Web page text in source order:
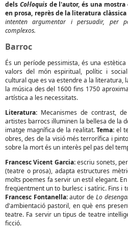
dels Col·loquisde l'autor, és una
en prosa, reprès de la literatura
intenten argumentar i persuadir, per
complexos.
Barroc
És un període pessimista, és una
valors del món espiritual, polític i
cultural que es va estendre a la literatura,
la música des del 1600 fins 1750
artística a les necessitats.
Literatura: Mecanismes de contrast,
artistes barrocs il·luminen la bellesa de la
imatge magnífica de la realitat.Tema: el
obres, des de la visió més terrorífica i
sobre la mort és un interès pel pas del
Francesc Vicent Garcia:escriu sonets,
(teatre o prosa), adapta estructures
molts poemes fa servir un estil elegant.
freqüentment un to burlesc i satíric. Fins i
Francesc Fontanella:autor de Lo
d'ambientació pastoril, en què ens
teatre. Fa servir un tipus de teatre
ficció.